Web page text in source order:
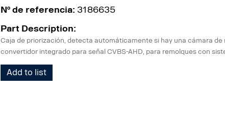
Nº de referencia: 3186635
Part Description:
Caja de priorización, detecta automáticamente si hay una cámara
convertidor integrado para señal CVBS-AHD, para remolques con
Add to list